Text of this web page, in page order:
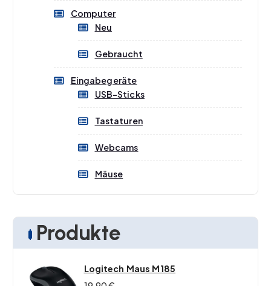
Computer
Neu
Gebraucht
Eingabegeräte
USB-Sticks
Tastaturen
Webcams
Mäuse
Produkte
Logitech Maus M185